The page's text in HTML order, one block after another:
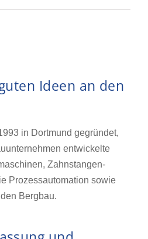
Ideen an den
in Dortmund gegründet,
entwickelte
Zahnstangen-
Prozessautomation sowie
Bergbau.